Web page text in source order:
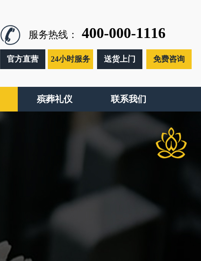
服务热线： 400-000-1116
官方直营 24小时服务 送货上门 免费咨询
殡葬礼仪 联系我们